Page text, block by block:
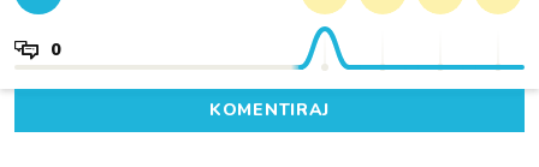
0
KOMENTIRAJ